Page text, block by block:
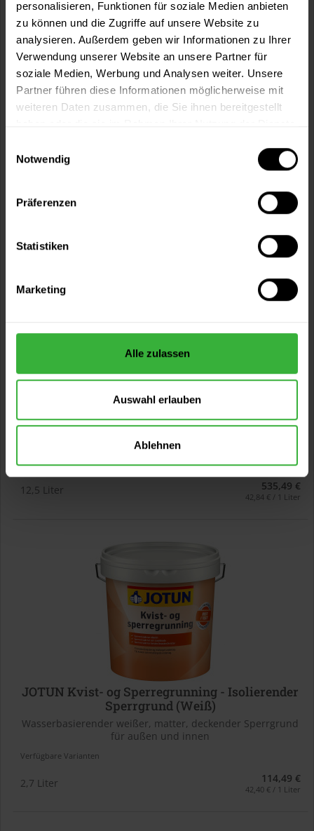
personalisieren, Funktionen für soziale Medien anbieten
zu können und die Zugriffe auf unsere Website zu
analysieren. Außerdem geben wir Informationen zu Ihrer
Verwendung unserer Website an unsere Partner für
soziale Medien, Werbung und Analysen weiter. Unsere
Partner führen diese Informationen möglicherweise mit
weiteren Daten zusammen, die Sie ihnen bereitgestellt
Notwendig
Präferenzen
Statistiken
Marketing
Alle zulassen
Auswahl erlauben
Ablehnen
wasserverdünnbar, wasserdampfdiffusionsfähig, isoliert
10 Liter 422,49 €
42,25 € / 1 Liter
lösemittelhaltig, weiß, haftvermittelnd, für außen und
innen
Verfügbare Varianten
12,5 Liter 535,49 €
42,84 € / 1 Liter
JOTUN Kvist- og Sperregrunning - Isolierender
Sperrgrund (Weiß)
Wasserbasierender weißer, matter, deckender Sperrgrund
für außen und innen
Verfügbare Varianten
2,7 Liter 114,49 €
42,40 € / 1 Liter